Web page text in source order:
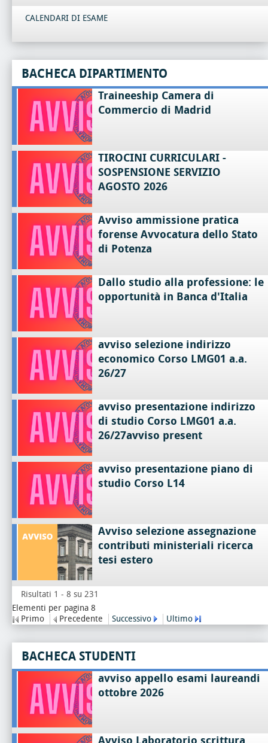
CALENDARI DI ESAME
BACHECA DIPARTIMENTO
Traineeship Camera di
Commercio di Madrid
TIROCINI CURRICULARI -
SOSPENSIONE SERVIZIO
AGOSTO 2026
Avviso ammissione pratica
forense Avvocatura dello Stato
di Potenza
Dallo studio alla professione: le
opportunità in Banca d'Italia
avviso selezione indirizzo
economico Corso LMG01 a.a.
26/27
avviso presentazione indirizzo
di studio Corso LMG01 a.a.
26/27avviso present
avviso presentazione piano di
studio Corso L14
Avviso selezione assegnazione
contributi ministeriali ricerca
tesi estero
Risultati 1 - 8 su 231
Elementi per pagina 8
Primo
Precedente Successivo Ultimo
BACHECA STUDENTI
avviso appello esami laureandi
ottobre 2026